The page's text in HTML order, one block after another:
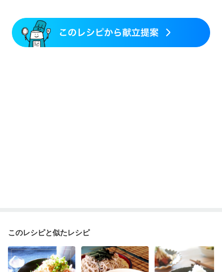
乳がん治療を終えた方・経過観察中の方など
妊娠中(初期)
妊婦健診・体重増加が気になる（初期）
妊婦健診・血圧が気になる（初期）
このレシピと似たレシピ